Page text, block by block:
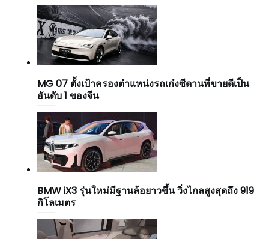
MG 07 ตั้งเป้าครองตำแหน่งรถเก๋งซีดานที่ขายดีเป็น
อันดับ 1 ของจีน
BMW iX3 รุ่นใหม่มีฐานล้อยาวขึ้น วิ่งไกลสูงสุดถึง 919
กิโลเมตร